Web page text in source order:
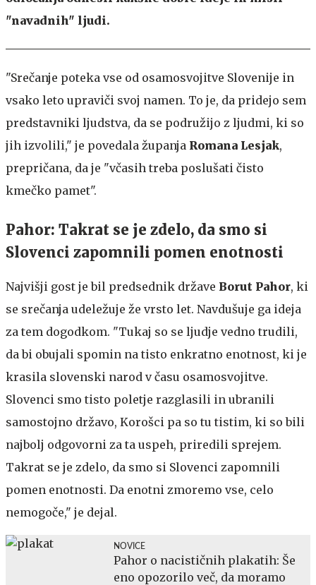
"navadnih" ljudi.
"Srečanje poteka vse od osamosvojitve Slovenije in
vsako leto upraviči svoj namen. To je, da pridejo sem
predstavniki ljudstva, da se podružijo z ljudmi, ki so
jih izvolili," je povedala županja Romana Lesjak,
prepričana, da je "včasih treba poslušati čisto
kmečko pamet".
Pahor: Takrat se je zdelo, da smo si
Slovenci zapomnili pomen enotnosti
Najvišji gost je bil predsednik države Borut Pahor, ki
se srečanja udeležuje že vrsto let. Navdušuje ga ideja
za tem dogodkom. "Tukaj so se ljudje vedno trudili,
da bi obujali spomin na tisto enkratno enotnost, ki je
krasila slovenski narod v času osamosvojitve.
Slovenci smo tisto poletje razglasili in ubranili
samostojno državo, Korošci pa so tu tistim, ki so bili
najbolj odgovorni za ta uspeh, priredili sprejem.
Takrat se je zdelo, da smo si Slovenci zapomnili
pomen enotnosti. Da enotni zmoremo vse, celo
nemogoče," je dejal.
NOVICE
Pahor o nacističnih plakatih: Še
eno opozorilo več, da moramo